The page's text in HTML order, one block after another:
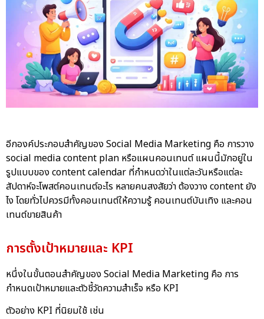
อีกองค์ประกอบสำคัญของ Social Media Marketing คือ การวาง
social media content plan หรือแผนคอนเทนต์ แผนนี้มักอยู่ใน
รูปแบบของ content calendar ที่กำหนดว่าในแต่ละวันหรือแต่ละ
สัปดาห์จะโพสต์คอนเทนต์อะไร หลายคนสงสัยว่า ต้องวาง content ยัง
ไง โดยทั่วไปควรมีทั้งคอนเทนต์ให้ความรู้ คอนเทนต์บันเทิง และคอน
เทนต์ขายสินค้า
การตั้งเป้าหมายและ KPI
หนึ่งในขั้นตอนสำคัญของ Social Media Marketing คือ การ
กำหนดเป้าหมายและตัวชี้วัดความสำเร็จ หรือ KPI
ตัวอย่าง KPI ที่นิยมใช้ เช่น